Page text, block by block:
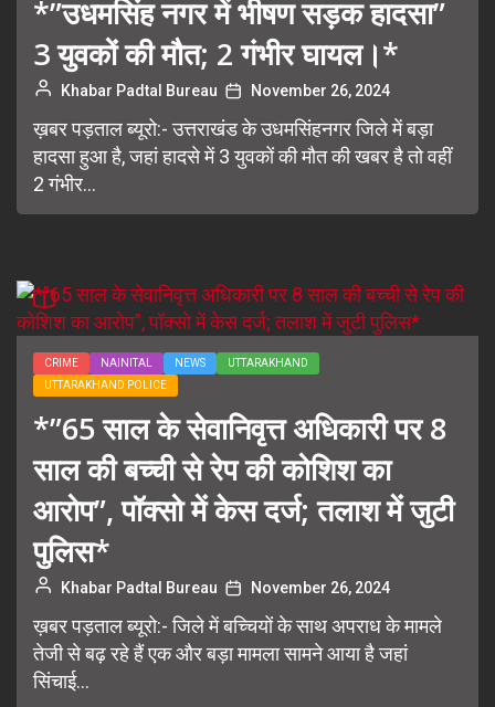
*”उधमसिंह नगर में भीषण सड़क हादसा”
3 युवकों की मौत; 2 गंभीर घायल।*
Khabar Padtal Bureau November 26, 2024
ख़बर पड़ताल ब्यूरो:- उत्तराखंड के उधमसिंहनगर जिले में बड़ा
हादसा हुआ है, जहां हादसे में 3 युवकों की मौत की खबर है तो वहीं
2 गंभीर...
CRIME NAINITAL NEWS
UTTARAKHAND
UTTARAKHAND POLICE
*”65 साल के सेवानिवृत्त अधिकारी पर 8
साल की बच्ची से रेप की कोशिश का
आरोप”, पॉक्सो में केस दर्ज; तलाश में जुटी
पुलिस*
Khabar Padtal Bureau November 26, 2024
ख़बर पड़ताल ब्यूरो:- जिले में बच्चियों के साथ अपराध के मामले
तेजी से बढ़ रहे हैं एक और बड़ा मामला सामने आया है जहां
सिंचाई...